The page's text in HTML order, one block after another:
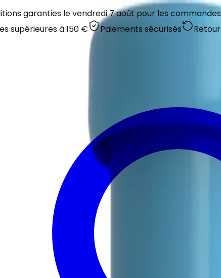
garanties le vendredi 7 août pour les
supérieures à 150 €
Paiements sécurisés